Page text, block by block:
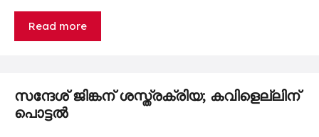
Read more
സന്ദേശ് ജിങ്കന് ശസ്ത്രക്രിയ; കവിളെല്ലിന്
പൊട്ടൽ